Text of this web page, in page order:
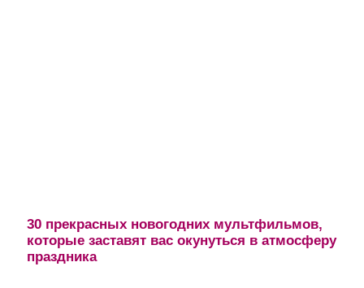
30 прекрасных новогодних мультфильмов,
которые заставят вас окунуться в атмосферу
праздника